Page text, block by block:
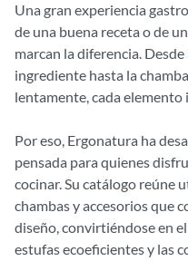
Una gran experiencia
de una buena receta o de
marcan la diferencia.
ingrediente hasta la
lentamente, cada
Por eso, Ergonatura ha
pensada para quienes
cocinar. Su catálogo reúne
chambas y accesorios que
diseño, convirtiéndose en
estufas ecoeficientes y las